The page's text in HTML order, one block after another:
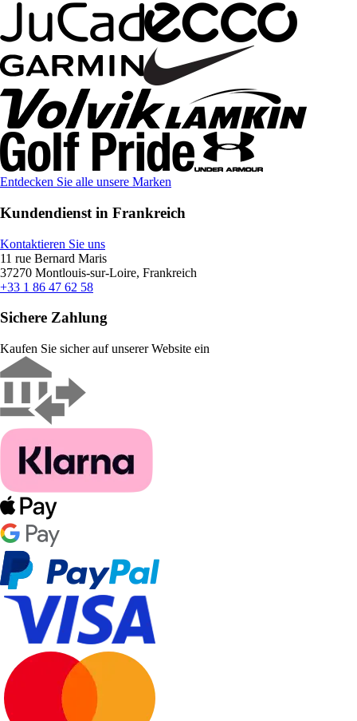
Entdecken Sie alle unsere Marken
Kundendienst in Frankreich
Kontaktieren Sie uns
11 rue Bernard Maris
37270 Montlouis-sur-Loire, Frankreich
+33 1 86 47 62 58
Sichere Zahlung
Kaufen Sie sicher auf unserer Website ein